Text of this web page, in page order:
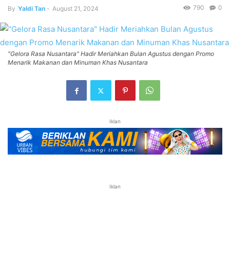
By Yaldi Tan - August 21, 2024 0
790
"Gelora Rasa Nusantara" Hadir Meriahkan Bulan Agustus dengan Promo
Menarik Makanan dan Minuman Khas Nusantara
Iklan
Iklan